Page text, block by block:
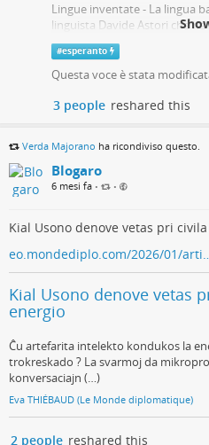
Lingue inventate - La lingua
linguista Davide Astori che
lingua inventata" ed Eva
potessero parlare.
RaiPlaySound
#esperanto
Questa voce è stata
3 people reshared this
Verda Majorano ha ricondiviso questo.
Blogaro
6 mesi fa • •
Kial Usono denove vetas pri
eo.mondediplo.com/2026/01/
Kial Usono denove vetas
energio
Ĉu artefarita intelekto kondukos la
trokreskado ? La svarmoj da
konversaciajn (…)
Eva THIÉBAUD (Le Monde diplomatique)
2 people reshared this